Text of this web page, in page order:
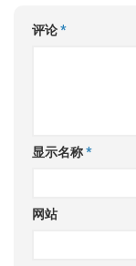
评论*
显示名称*
网站